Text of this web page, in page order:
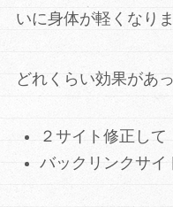
いに身体が軽くなりま
どれくらい効果があ
２サイト修正して
バックリンクサイ